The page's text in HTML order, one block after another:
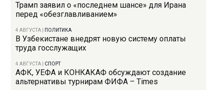
Трамп заявил о «последнем шансе» для Ирана
перед «обезглавливанием»
4 АВГУСТА ПОЛИТИКА
В Узбекистане внедрят новую систему оплаты
труда госслужащих
4 АВГУСТА СПОРТ
АФК, УЕФА и КОНКАКАФ обсуждают создание
альтернативы турнирам ФИФА – Times